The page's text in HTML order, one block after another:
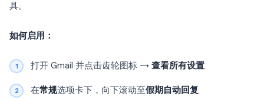
具。
如何启用：
打开 Gmail 并点击齿轮图标 → 查看所有设置
在常规选项卡下，向下滚动至假期自动回复